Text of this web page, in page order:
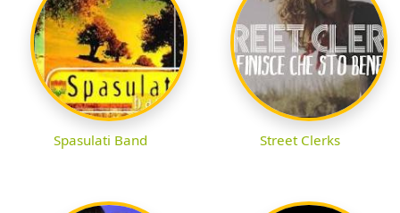
Spasulati Band Street Clerks